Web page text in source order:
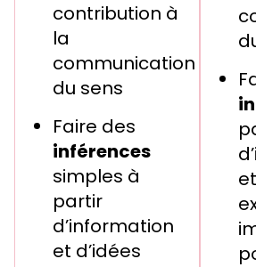
contribution à
la
communication
du sens
Faire des
inférences
simples à
partir
d’information
et d’idées